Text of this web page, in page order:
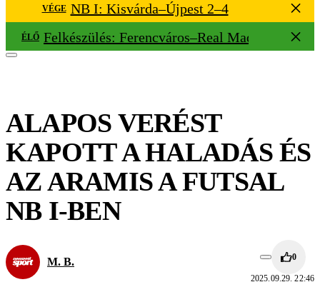
VÉGE NB I: Kisvárda–Újpest 2–4
ÉLŐ Felkészülés: Ferencváros–Real Madrid 0–2
ALAPOS VERÉST
KAPOTT A HALADÁS ÉS
AZ ARAMIS A FUTSAL
NB I-BEN
M. B. 0
2025.09.29. 22:46